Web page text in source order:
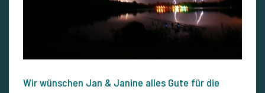
Wir wünschen Jan & Janine alles Gute für die